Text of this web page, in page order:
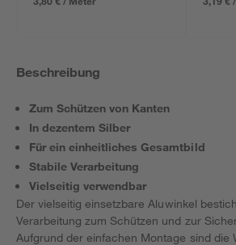
Beschreibung
Zum Schützen von Kanten
In dezentem Silber
Für ein einheitliches Gesamtbild
Stabile Verarbeitung
Vielseitig verwendbar
Der vielseitig einsetzbare Aluwinkel
Verarbeitung zum Schützen und zur
Aufgrund der einfachen Montage sind die